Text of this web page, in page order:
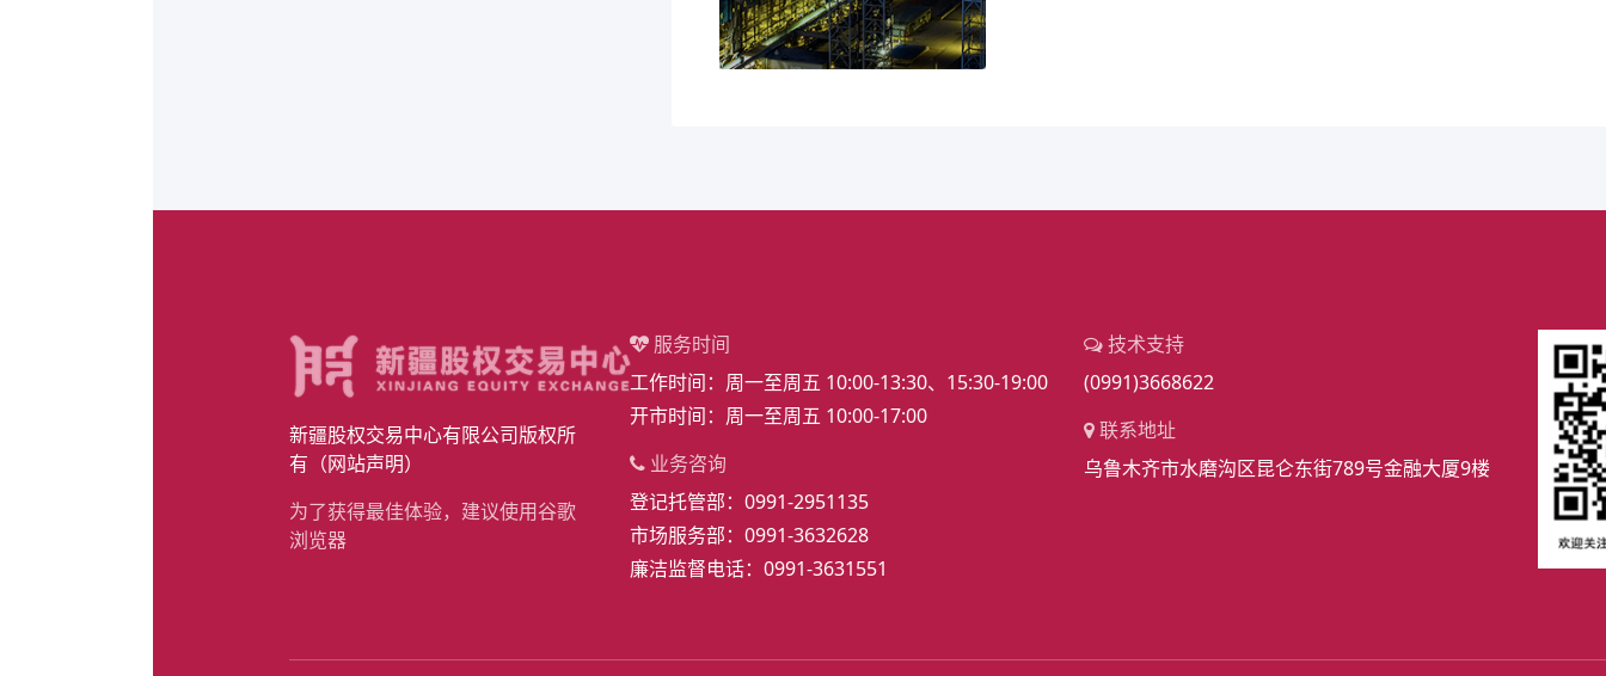
新疆股权交易中心有限公司版权所
为了获得最佳体验，建议使用谷歌
服务时间
工作时间：周一至周五 10:00-13:30、15:30-19:00
开市时间：周一至周五 10:00-17:00
登记托管部：0991-2951135
市场服务部：0991-3632628
廉洁监督电话：0991-3631551
(0991)3668622
乌鲁木齐市水磨沟区昆仑东街789号金融大厦9楼
AI助手
关注